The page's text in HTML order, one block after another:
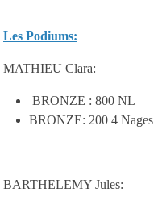
Les Podiums:
MATHIEU Clara:
BRONZE : 800 NL
BRONZE: 200 4 Nages
BARTHELEMY Jules: